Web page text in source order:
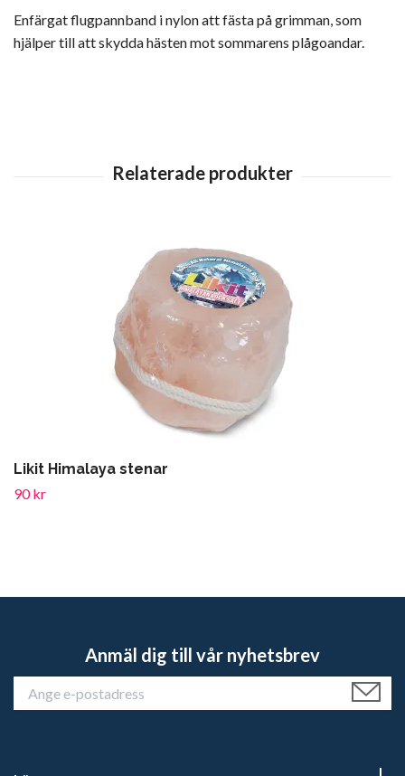
Enfärgat flugpannband i nylon att fästa på grimman, som
hjälper till att skydda hästen mot sommarens plågoandar.
Likit Himalaya stenar
90 kr
Anmäl dig till vår nyhetsbrev